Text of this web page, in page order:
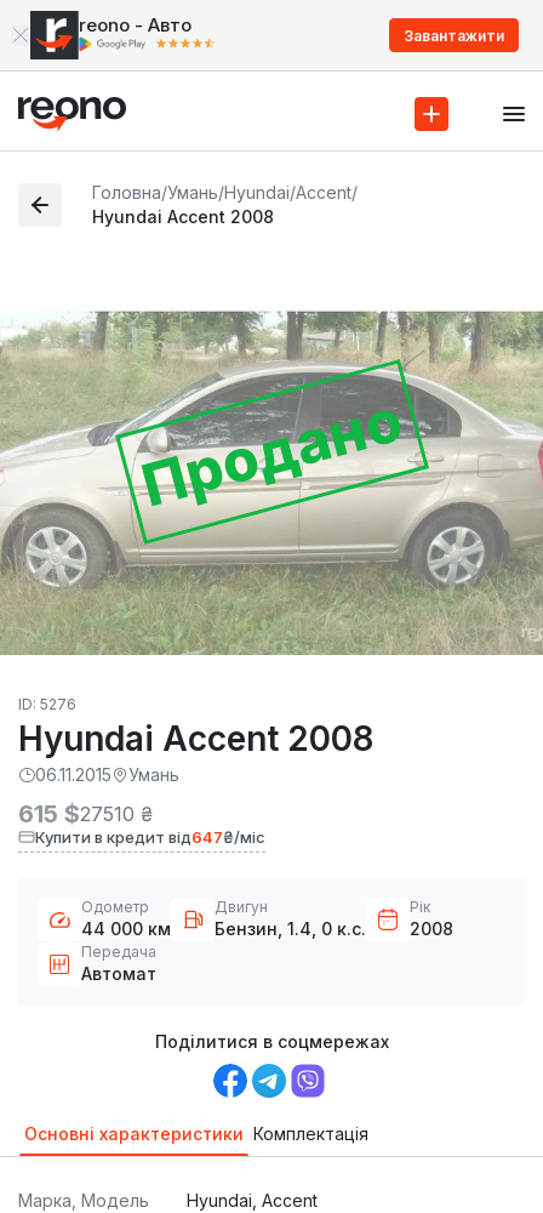
reono - Авто Завантажити
Головна/Умань/Hyundai/Accent/
Hyundai Accent 2008
Продано
ID: 5276
Hyundai Accent 2008
06.11.2015 Умань
615 $27510 ₴
Купити в кредит від647₴/міс
Одометр
44 000 км
Двигун
Бензин, 1.4, 0 к.с.
Рік
2008
Передача
Автомат
Поділитися в соцмережах
Основні характеристики Комплектація
Марка, Модель Hyundai, Accent